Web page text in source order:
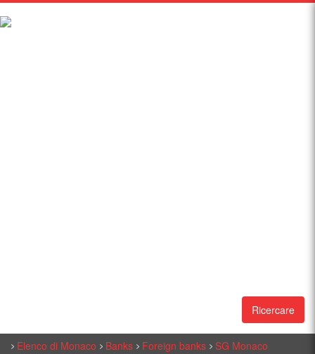
Ricercare
Elenco di Monaco Banks Foreign banks SG Monaco